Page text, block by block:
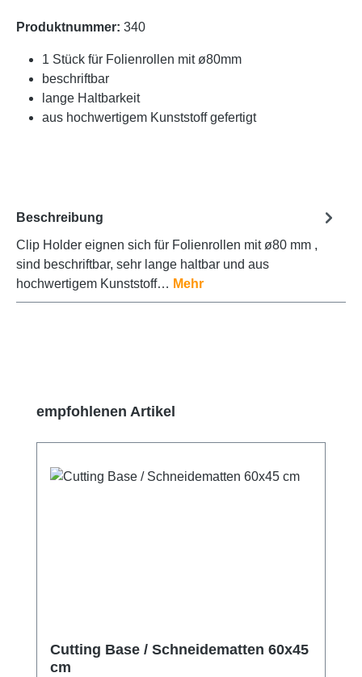
Produktnummer: 340
1 Stück für Folienrollen mit ø80mm
beschriftbar
lange Haltbarkeit
aus hochwertigem Kunststoff gefertigt
Beschreibung
Clip Holder eignen sich für Folienrollen mit ø80 mm ,
sind beschriftbar, sehr lange haltbar und aus
hochwertigem Kunststoff… Mehr
Produktgalerie überspringen
empfohlenen Artikel
Cutting Base / Schneidematten 60x45
cm